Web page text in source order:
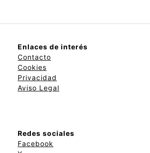
Enlaces de interés
Contacto
Cookies
Privacidad
Aviso Legal
Redes sociales
Facebook